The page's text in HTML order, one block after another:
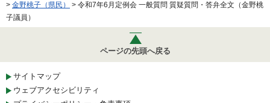
> 金野桃子（県民）
> 令和7年6月定例会 一般質問 質疑質問・答弁全文（金野桃
子議員）
ページの先頭へ戻る
サイトマップ
ウェブアクセシビリティ